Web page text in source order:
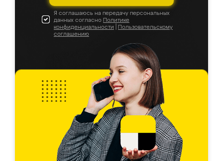
Я соглашаюсь на передачу персональных
данных согласно Политике
конфиденциальности
Пользовательскому
соглашению